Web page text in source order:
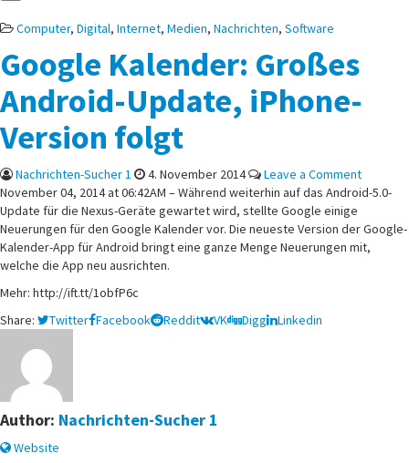
Posted
Computer, Digital, Internet, Medien, Nachrichten, Software
Google Kalender: Großes
Android-Update, iPhone-
Version folgt
Nachrichten-Sucher 1 4. November 2014 Leave a Commenton
Google
Großes
Android-
November 04, 2014 at 06:42AM – Während weiterhin auf das Android-5.0-
Update für die Nexus-Geräte gewartet wird, stellte Google einige
Neuerungen für den Google Kalender vor. Die neueste Version der Google-
Kalender-App für Android bringt eine ganze Menge Neuerungen mit,
welche die App neu ausrichten.
Mehr: http://ift.tt/1obfP6c
Share:
Twitter Facebook Reddit VK Digg Linkedin
Author: Nachrichten-Sucher 1
Website